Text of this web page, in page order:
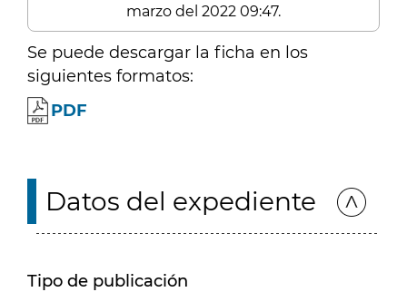
marzo del 2022 09:47.
Se puede descargar la ficha en los
siguientes formatos:
PDF
Datos del expediente
Tipo de publicación